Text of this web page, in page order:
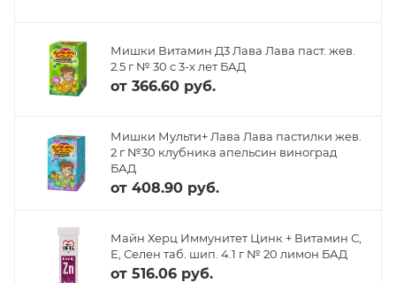
Мишки Витамин Д3 Лава Лава паст. жев.
2.5 г № 30 с 3-х лет БАД
от 366.60 руб.
Мишки Мульти+ Лава Лава пастилки жев.
2 г №30 клубника апельсин виноград
БАД
от 408.90 руб.
Майн Херц Иммунитет Цинк + Витамин С,
Е, Селен таб. шип. 4.1 г № 20 лимон БАД
от 516.06 руб.